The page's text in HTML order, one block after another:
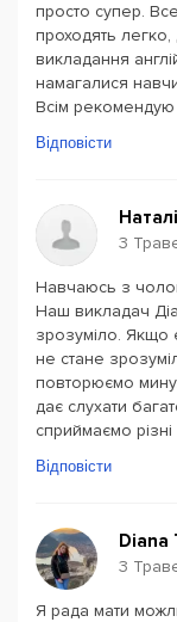
просто супер.
проходять
викладання
намагалися
Всім рекомендую
Відповісти
3
Навчаюсь з
Наш викладач
зрозуміло. Якщо
не стане
повторюємо
дає слухати
сприймаємо різні
Відповісти
Diana
3
Я рада мати